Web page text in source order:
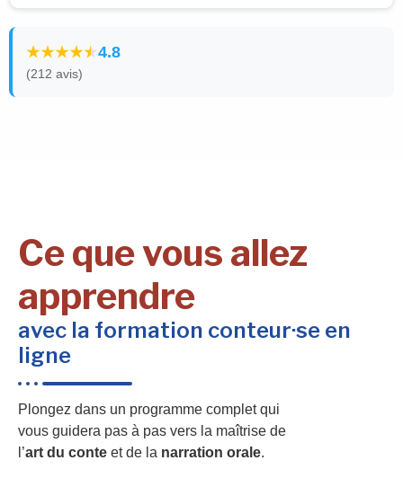
4.8
(212 avis)
Ce que vous allez
apprendre
avec la formation conteur·se en
ligne
Plongez dans un programme complet qui
vous guidera pas à pas vers la maîtrise de
l’art du conte et de la narration orale.